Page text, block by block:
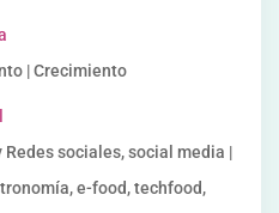
| Crecimiento
sociales, social media |
e-food, techfood,